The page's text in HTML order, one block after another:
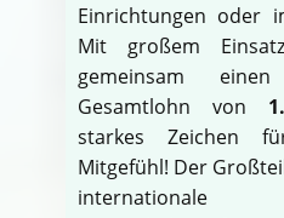
Einrichtungen oder
Mit großem
gemeinsam einen
Gesamtlohn von
starkes Zeichen
Mitgefühl! Der